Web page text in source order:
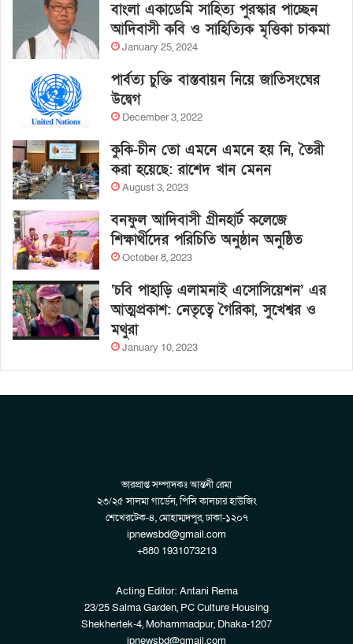
বাংলা একাডেমি সাহিত্য পুরস্কার পাচ্ছেন
আদিবাসী কবি ও সাহিত্যিক মৃত্তিকা চাকমা
January 25, 2024
পার্বত্য চুক্তি বাস্তবায়ন নিয়ে জাতিসংঘের
উদ্বেগ
December 3, 2022
কুকি-চীন তো এমনে এমনে হয় নি, তৈরী
করা হয়েছে: রাশেদ খান মেনন
August 3, 2023
বনফুল আদিবাসী গ্রীনহার্ট কলেজে
শিক্ষার্থীদের পরিচিতি অনুষ্ঠান অনুষ্ঠিত
October 8, 2023
‘চবি পাহাড়ি এলামনাই এসোসিয়েশন’ এর
আত্মপ্রকাশ: নেতৃত্বে গৈরিকা, সুখেশ্বর ও
মথুরা
January 10, 2023
ভারপ্রাপ্ত সম্পাদকঃ আন্তনী রেমা
২৩/২৫ সালমা গার্ডেন, পিসি কালচার হাউজিং
শেখেরটেক-৪, মোহাম্মদপুর, ঢাকা-১২০৭
ipnewsbd@gmail.com
+880 1931073213
Acting Editor: Antani Rema
23/25 Salma Garden, PC Culture Housing
Shekhertek-4, Mohammadpur, Dhaka-1207
ipnewsbd@gmail.com